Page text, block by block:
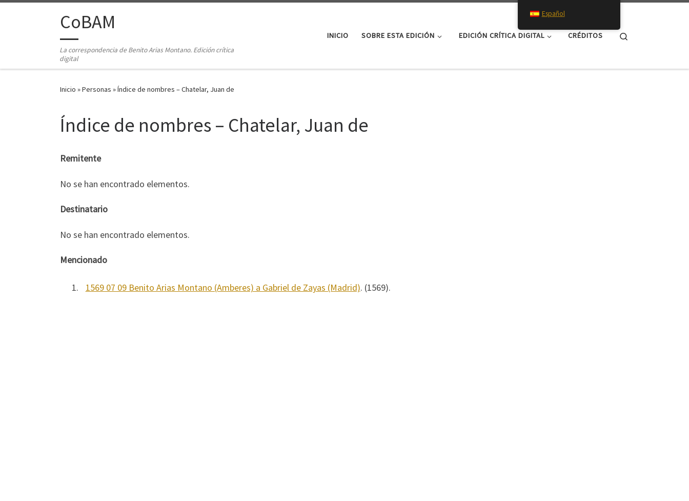
Saltar al contenidoCoBAM
La correspondencia de Benito Arias Montano. Edición crítica
digital
INICIO SOBRE ESTA EDICIÓN EDICIÓN CRÍTICA DIGITAL CRÉDITOS
Inicio »Personas »Índice de nombres – Chatelar, Juan de
Índice de nombres – Chatelar, Juan de
Remitente
No se han encontrado elementos.
Destinatario
No se han encontrado elementos.
Mencionado
1. 1569 07 09 Benito Arias Montano (Amberes) a Gabriel de Zayas (Madrid). (1569).
Español